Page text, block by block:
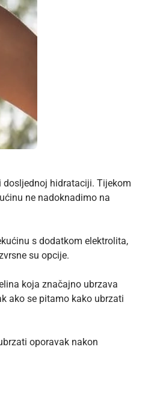
dosljednoj hidrataciji. Tijekom
ne nadoknadimo na
s dodatkom elektrolita,
su opcije.
koja značajno ubrzava
ako se pitamo kako ubrzati
oporavak nakon